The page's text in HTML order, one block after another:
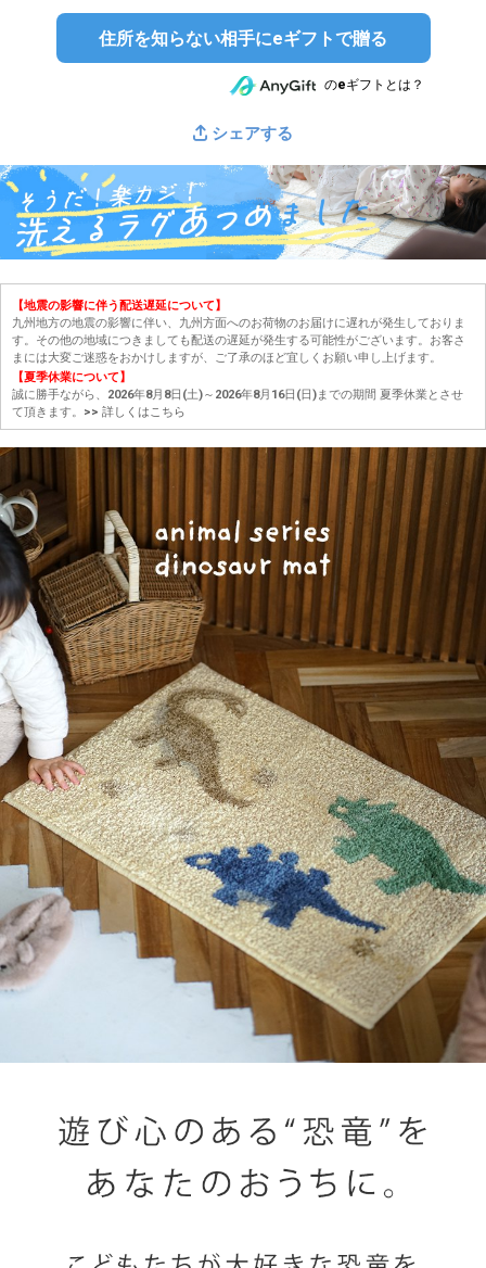
住所を知らない相手にeギフトで贈る
のeギフトとは？
シェアする
【地震の影響に伴う配送遅延について】
九州地方の地震の影響に伴い、九州方面へのお荷物のお届けに遅れが発生しておりま
す。その他の地域につきましても配送の遅延が発生する可能性がございます。お客さ
まには大変ご迷惑をおかけしますが、ご了承のほど宜しくお願い申し上げます。
【夏季休業について】
誠に勝手ながら、2026年8月8日(土)～2026年8月16日(日)までの期間 夏季休業とさせ
て頂きます。 >> 詳しくはこちら